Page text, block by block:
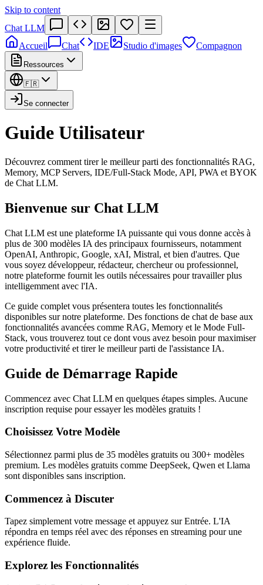
Skip to content
Chat LLM
Accueil
Chat IDE Studio d'images Compagnon
Ressources
🇫🇷
Se connecter
Guide Utilisateur
Découvrez comment tirer le meilleur parti des fonctionnalités RAG,
Memory, MCP Servers, IDE/Full-Stack Mode, API, PWA et BYOK
de Chat LLM.
Bienvenue sur Chat LLM
Chat LLM est une plateforme IA puissante qui vous donne accès à
plus de 300 modèles IA des principaux fournisseurs, notamment
OpenAI, Anthropic, Google, xAI, Mistral, et bien d'autres. Que
vous soyez développeur, rédacteur, chercheur ou professionnel,
notre plateforme fournit les outils nécessaires pour travailler plus
intelligemment avec l'IA.
Ce guide complet vous présentera toutes les fonctionnalités
disponibles sur notre plateforme. Des fonctions de chat de base aux
fonctionnalités avancées comme RAG, Memory et le Mode Full-
Stack, vous trouverez tout ce dont vous avez besoin pour maximiser
votre productivité et tirer le meilleur parti de l'assistance IA.
Guide de Démarrage Rapide
Commencez avec Chat LLM en quelques étapes simples. Aucune
inscription requise pour essayer les modèles gratuits !
Choisissez Votre Modèle
Sélectionnez parmi plus de 35 modèles gratuits ou 300+ modèles
premium. Les modèles gratuits comme DeepSeek, Qwen et Llama
sont disponibles sans inscription.
Commencez à Discuter
Tapez simplement votre message et appuyez sur Entrée. L'IA
répondra en temps réel avec des réponses en streaming pour une
expérience fluide.
Explorez les Fonctionnalités